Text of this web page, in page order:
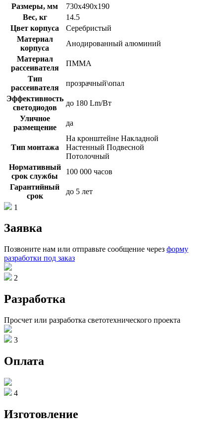
Размеры, мм
730х490х190
Вес, кг
14.5
Цвет корпуса
Серебристый
Материал
корпуса
Анодированный алюминий
Материал
рассеивателя
ПММА
Тип
рассеивателя
прозрачный\опал
Эффективность
светодиодов
до 180 Lm/Вт
Уличное
размещение
да
Тип монтажа
На кронштейне Накладной
Настенный Подвесной
Потолочный
Нормативный
срок службы
100 000 часов
Гарантийный
срок
до 5 лет
1
Заявка
Позвоните нам или отправьте сообщение через форму
разработки под заказ
2
Разработка
Просчет или разработка светотехнического проекта
3
Оплата
4
Изготовление